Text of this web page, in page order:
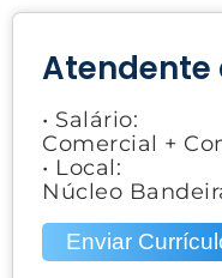
Atendente
• Salário:
Comercial +
• Local:
Núcleo
Enviar